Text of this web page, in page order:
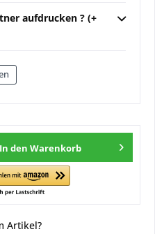
aufdrucken ? (+
In den Warenkorb
Artikel?